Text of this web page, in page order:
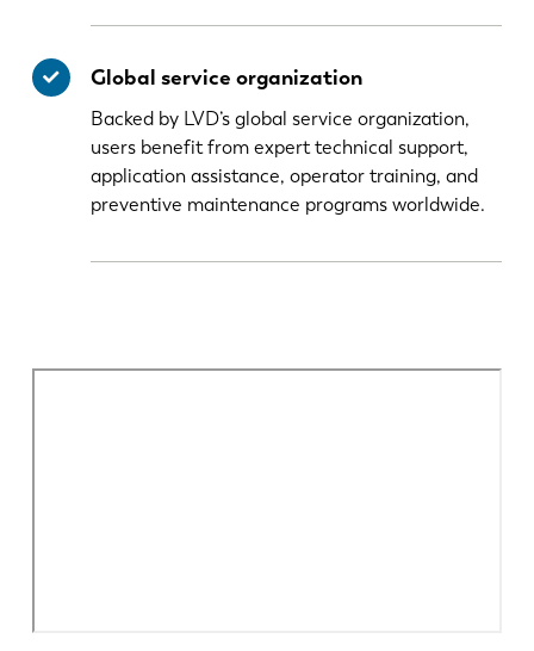
Global service organization
Backed by LVD’s global service organization,
users benefit from expert technical support,
application assistance, operator training, and
preventive maintenance programs worldwide.